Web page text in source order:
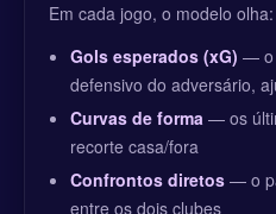
Em cada jogo, o modelo olha:
Gols esperados (xG) — o
defensivo do adversário,
Curvas de forma — os
recorte casa/fora
Confrontos diretos — o
entre os dois clubes